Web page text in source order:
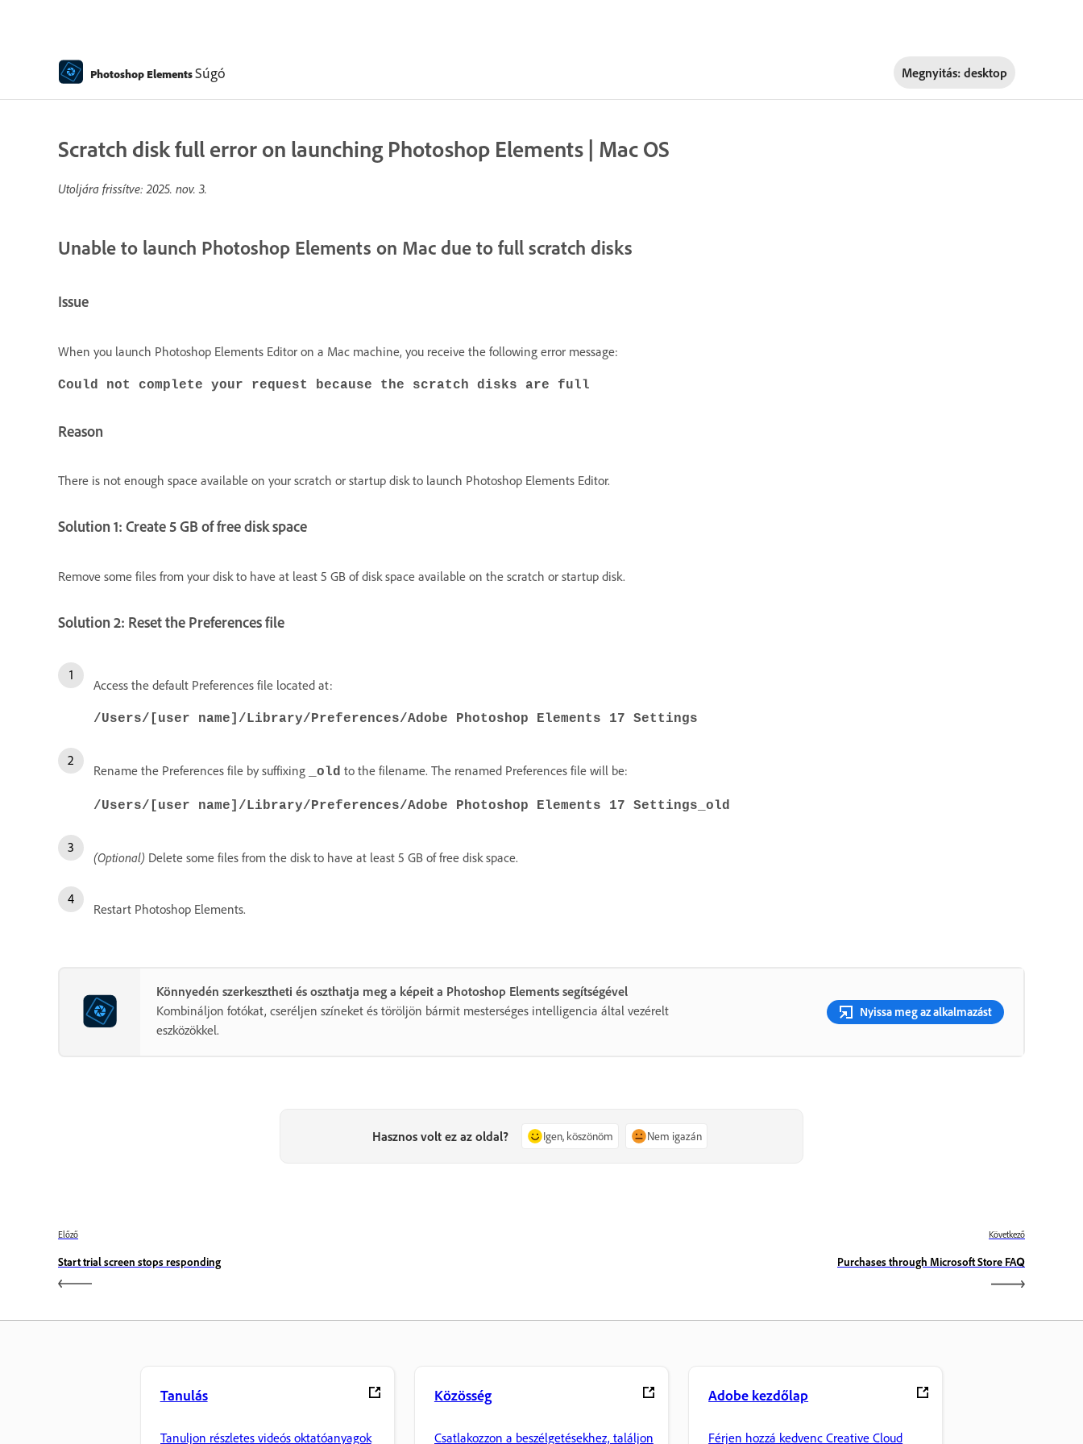
Photoshop ElementsSúgó Megnyitás: desktop
Scratch disk full error on launching Photoshop Elements | Mac OS
Utoljára frissítve:2025. nov. 3.
Unable to launch Photoshop Elements on Mac due to full scratch disks
Issue
When you launch Photoshop Elements Editor on a Mac machine, you receive the following error message:
Could not complete your request because the scratch disks are full
Reason
There is not enough space available on your scratch or startup disk to launch Photoshop Elements Editor.
Solution 1: Create 5 GB of free disk space
Remove some files from your disk to have at least 5 GB of disk space available on the scratch or startup disk.
Solution 2: Reset the Preferences file
Access the default Preferences file located at:
/Users/[user name]/Library/Preferences/Adobe Photoshop Elements 17 Settings
Rename the Preferences file by suffixing _old to the filename. The renamed Preferences file will be:
/Users/[user name]/Library/Preferences/Adobe Photoshop Elements 17 Settings_old
(Optional) Delete some files from the disk to have at least 5 GB of free disk space.
Restart Photoshop Elements.
Könnyedén szerkesztheti és oszthatja meg a képeit a Photoshop Elements segítségével
Kombináljon fotókat, cseréljen színeket és töröljön bármit mesterséges intelligencia által vezérelt
eszközökkel.
Nyissa meg az alkalmazást
Hasznos volt ez az oldal? Igen, köszönöm Nem igazán
Előző
Start trial screen stops responding
Következő
Purchases through Microsoft Store FAQ
Tanulás
Tanuljon részletes videós oktatóanyagok
Közösség
Csatlakozzon a beszélgetésekhez, találjon
Adobe kezdőlap
Férjen hozzá kedvenc Creative Cloud